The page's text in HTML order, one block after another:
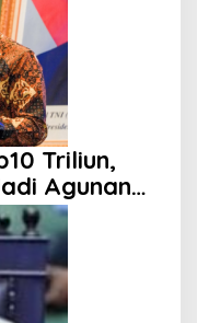
Triliun,
Agunan